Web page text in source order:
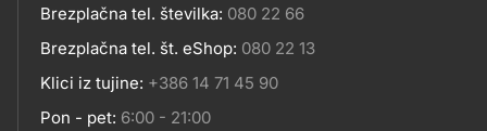
Kontakt
Brezplačna tel. številka: 080 22 66
Brezplačna tel. št. eShop: 080 22 13
Klici iz tujine: +386 14 71 45 90
Pon - pet: 6:00 - 21:00